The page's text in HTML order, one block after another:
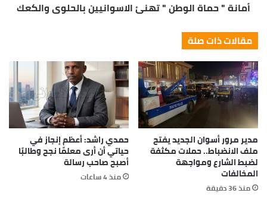
أمانة " حماة الوطن " تهنئ الاسوانيين بالحلوي والكعك
مقالات ذات صلة
مدير مرور أسوان الجديد يفتح
ملف الانضباط.. حملات مكثفة
لضبط الشارع ومواجهة
المخالفات
منذ 36 دقيقة
حمدي راشد: أعظم إنجاز في
حياتي أن أرى معلمًا نجح وطالبًا
أصبح صاحب رسالة
منذ 4 ساعات